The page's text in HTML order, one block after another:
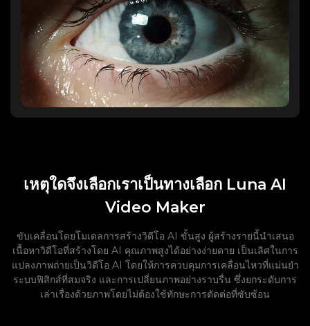
เหตุใดจึงเลือกเราเป็นทางเลือก Luna AI
Video Maker
ขับเคลื่อนโดยโมเดลการสร้างวิดีโอ AI ขั้นสูง ผู้สร้างรายนี้นำเสนอ
เนื้อหาวิดีโอที่สร้างโดย AI คุณภาพสูงได้อย่างง่ายดาย เป็นเลิศในการ
แปลงภาพถ่ายเป็นวิดีโอ AI โดยให้การควบคุมการเคลื่อนไหวที่แม่นยำ
ระบบฟิสิกส์ที่สมจริง และการเปลี่ยนภาพอย่างราบรื่น ซึ่งยกระดับการ
เล่าเรื่องด้วยภาพโดยไม่ต้องใช้ทักษะการตัดต่อที่ซับซ้อน